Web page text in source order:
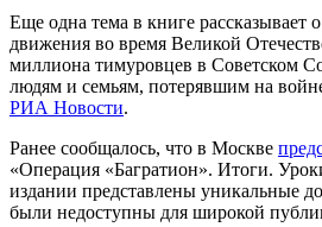
Еще одна тема в книге рассказывает
движения во время Великой
миллиона тимуровцев в Советском
людям и семьям, потерявшим на
РИА Новости.
Ранее сообщалось, что в Москве
«Операция «Багратион». Итоги.
издании представлены уникальные
были недоступны для широкой